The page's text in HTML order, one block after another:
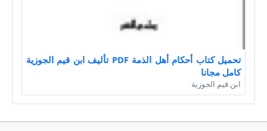
تحميل كتاب أحكام أهل الذمة PDF تأليف ابن قيم الجوزية
كامل مجانا
ابن قيم الجوزية